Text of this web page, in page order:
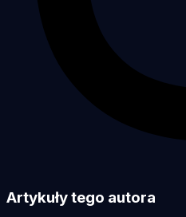
Artykuły tego autora